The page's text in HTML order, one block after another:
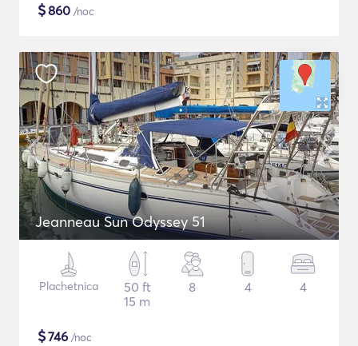
$860 /noc
Jeanneau Sun Odyssey 51
Plachetnica
50 ft
15 m
8 4 4
$746 /noc